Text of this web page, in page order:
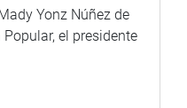
Yonz Núñez de
el presidente